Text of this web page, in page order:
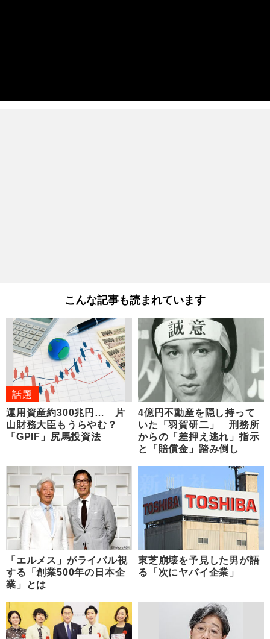
こんな記事も読まれています
話題
運用資産約300兆円… 片
山財務大臣もうらやむ？
「GPIF」尻馬投資法
4億円不動産を隠し持って
いた「羽賀研二」 刑務所
からの「差押え逃れ」指示
と「賠償金」踏み倒し
「エルメス」がライバル視
する「創業500年の日本企
業」とは
東芝崩壊を予見した男が語
る「次にヤバイ企業」